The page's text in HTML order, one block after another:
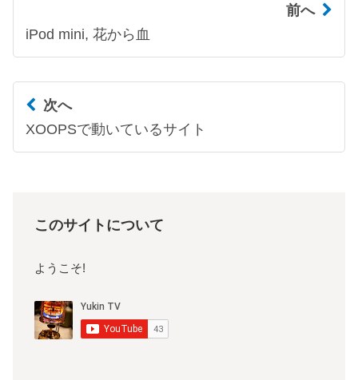
前へ
iPod mini, 花から血
次へ
XOOPSで動いているサイト
このサイトについて
ようこそ!